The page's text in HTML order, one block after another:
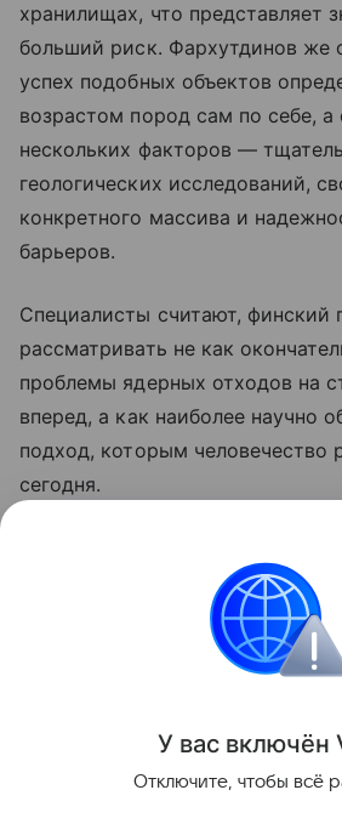
хранилищах, что представляет
больший риск. Фархутдинов же
успех подобных объектов
возрастом пород сам по себе, а
нескольких факторов —
геологических исследований,
конкретного массива и
барьеров.
Специалисты считают, финский
рассматривать не как
проблемы ядерных отходов на
вперед, а как наиболее научно
подход, которым человечество
сегодня.
мониторинг
загрязнения Курил от
У вас включён
Отключите, чтобы всё